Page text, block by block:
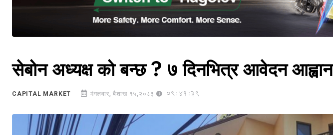
सेबोन अध्यक्ष को बन्छ ? ७ दिनभित्र आवेदन आह्वान
CAPITAL MARKET मंगलवार, बैशाख १५,२०८३ 09:41:39